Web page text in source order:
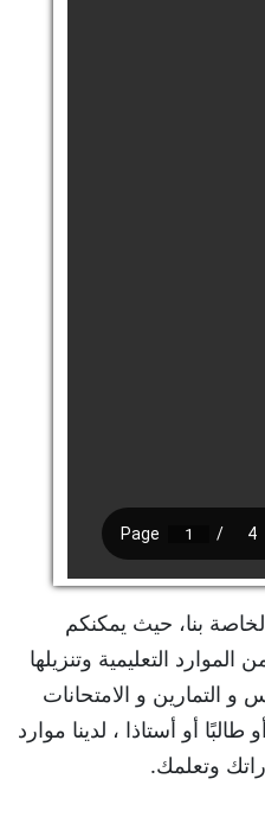
بنا، حيث يمكنكم
التعليمية وتنزيلها
التمارين و الامتحانات
أو أستاذا ، لدينا موارد
وتعلمك.